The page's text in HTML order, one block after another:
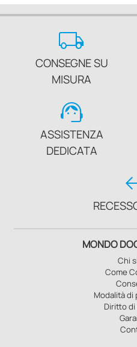
local_shipping
CONSEGNE SU
MISURA
support_agent
ASSISTENZA
DEDICATA
MONDO
Chi
Come
Modalità di
Diritto